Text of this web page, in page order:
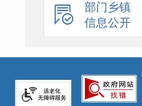
部门乡镇
信息公开